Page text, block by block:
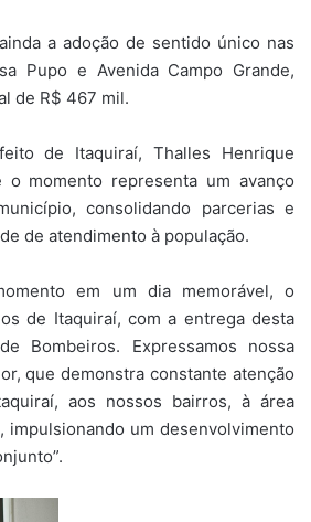
a adoção de sentido único nas
Pupo e Avenida Campo Grande,
de R$ 467 mil.
de Itaquiraí, Thalles Henrique
o momento representa um avanço
consolidando parcerias e
de atendimento à população.
em um dia memorável, o
de Itaquiraí, com a entrega desta
Bombeiros. Expressamos nossa
que demonstra constante atenção
aos nossos bairros, à área
impulsionando um desenvolvimento